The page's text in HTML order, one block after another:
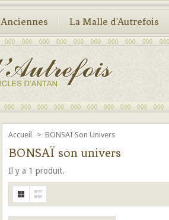
La Malle d'Autrefois
Accueil > BONSAÏ Son Univers
BONSAÏ son univers
Il y a 1 produit.